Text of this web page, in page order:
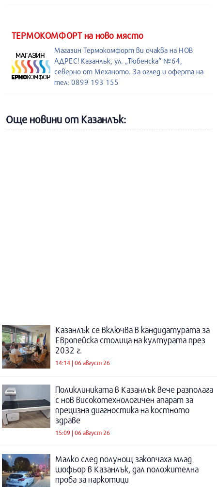
ТЕРМОКОМФОРТ на ново място
Магазин Термокомфорт ви очаква на НОВ
АДРЕС! Казанлък, ул. „Тюбенска“ №64,
северно от Механото. За оглед и оферта на
тел: 0899 193 155
Още новини от Казанлък:
Казанлък се включва в кандидатурата за
Европейска столица на културата през
2032 г.
14:14 | 06 август 26
Поликлиниката в Казанлък вече разполага
с нов високотехнологичен апарат за
прецизна диагностика на костното
здраве
15:09 | 06 август 26
Малко след полунощ закопчаха млад
шофьор в Казанлък, дал положителна
проба за наркотици